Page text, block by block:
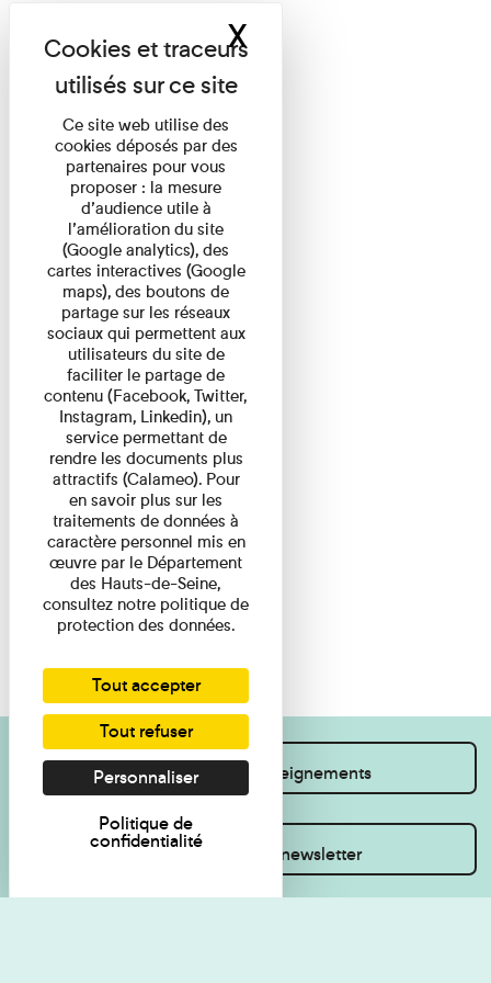
Je souhaite des renseignements
Inscrivez-vous à la newsletter
Ce site web utilise des
cookies déposés par des
partenaires pour vous
proposer : la mesure
d’audience utile à
l’amélioration du site
(Google analytics), des
cartes interactives (Google
maps), des boutons de
partage sur les réseaux
sociaux qui permettent aux
utilisateurs du site de
faciliter le partage de
contenu (Facebook, Twitter,
Instagram, Linkedin), un
service permettant de
rendre les documents plus
attractifs (Calameo). Pour
en savoir plus sur les
traitements de données à
caractère personnel mis en
œuvre par le Département
des Hauts-de-Seine,
consultez notre politique de
protection des données.
Tout accepter
Tout refuser
Personnaliser
Politique de
confidentialité
XMasquer le